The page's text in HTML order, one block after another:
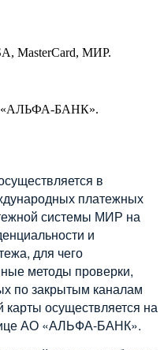
MasterCard, МИР.
«АЛЬФА-БАНК».
в
платежных
системы МИР на
и
для чего
методы проверки,
по закрытым каналам
осуществляется на
АО «АЛЬФА-БАНК».